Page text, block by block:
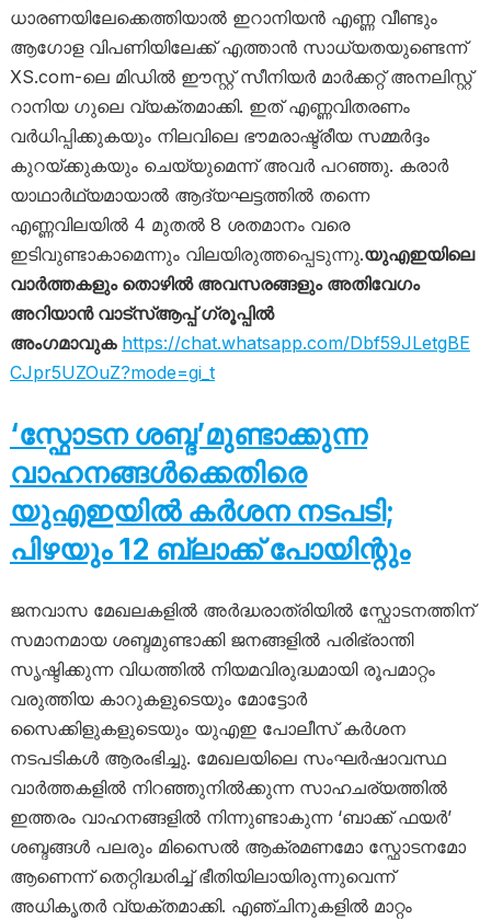
ധാരണയിലേക്കെത്തിയാൽ ഇറാനിയൻ എണ്ണ വീണ്ടും
ആഗോള വിപണിയിലേക്ക് എത്താൻ സാധ്യതയുണ്ടെന്ന്
XS.com-ലെ മിഡിൽ ഈസ്റ്റ് സീനിയർ മാർക്കറ്റ് അനലിസ്റ്റ്
റാനിയ ഗുലെ വ്യക്തമാക്കി. ഇത് എണ്ണവിതരണം
വർധിപ്പിക്കുകയും നിലവിലെ ഭൗമരാഷ്ട്രീയ സമ്മർദ്ദം
കുറയ്ക്കുകയും ചെയ്യുമെന്ന് അവർ പറഞ്ഞു. കരാർ
യാഥാർഥ്യമായാൽ ആദ്യഘട്ടത്തിൽ തന്നെ
എണ്ണവിലയിൽ 4 മുതൽ 8 ശതമാനം വരെ
ഇടിവുണ്ടാകാമെന്നും വിലയിരുത്തപ്പെടുന്നു.യുഎഇയിലെ
വാർത്തകളും തൊഴിൽ അവസരങ്ങളും അതിവേഗം
അറിയാൻ വാട്സ്ആപ്പ് ഗ്രൂപ്പിൽ
അംഗമാവുക https://chat.whatsapp.com/Dbf59JLetgBE
CJpr5UZOuZ?mode=gi_t
‘സ്ഫോടന ശബ്ദ’മുണ്ടാക്കുന്ന
വാഹനങ്ങൾക്കെതിരെ
യുഎഇയിൽ കർശന നടപടി;
പിഴയും 12 ബ്ലാക്ക് പോയിന്റും
ജനവാസ മേഖലകളിൽ അർദ്ധരാത്രിയിൽ സ്ഫോടനത്തിന്
സമാനമായ ശബ്ദമുണ്ടാക്കി ജനങ്ങളിൽ പരിഭ്രാന്തി
സൃഷ്ടിക്കുന്ന വിധത്തിൽ നിയമവിരുദ്ധമായി രൂപമാറ്റം
വരുത്തിയ കാറുകളുടെയും മോട്ടോർ
സൈക്കിളുകളുടെയും യുഎഇ പോലീസ് കർശന
നടപടികൾ ആരംഭിച്ചു. മേഖലയിലെ സംഘർഷാവസ്ഥ
വാർത്തകളിൽ നിറഞ്ഞുനിൽക്കുന്ന സാഹചര്യത്തിൽ
ഇത്തരം വാഹനങ്ങളിൽ നിന്നുണ്ടാകുന്ന ‘ബാക്ക് ഫയർ’
ശബ്ദങ്ങൾ പലരും മിസൈൽ ആക്രമണമോ സ്ഫോടനമോ
ആണെന്ന് തെറ്റിദ്ധരിച്ച് ഭീതിയിലായിരുന്നുവെന്ന്
അധികൃതർ വ്യക്തമാക്കി. എഞ്ചിനുകളിൽ മാറ്റം